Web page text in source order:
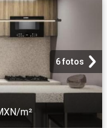
6 fotos
m²